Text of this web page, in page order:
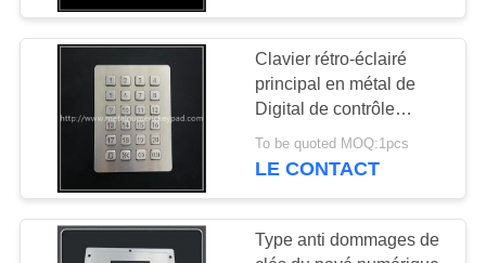
Clavier rétro-éclairé
principal en métal de
Digital de contrôle
d'accès de clavier
numérique d'ODM 24
To be quoted MOQ:1pcs
LE CONTACT
Type anti dommages de